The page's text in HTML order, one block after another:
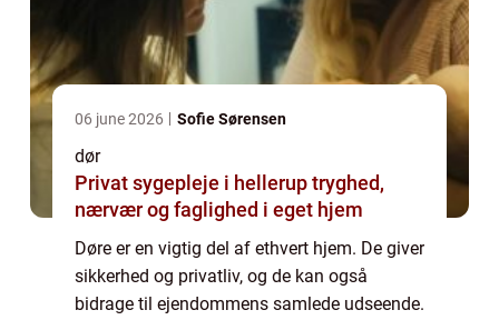
06 june 2026 Sofie Sørensen
dør
Privat sygepleje i hellerup tryghed,
nærvær og faglighed i eget hjem
Døre er en vigtig del af ethvert hjem. De giver
sikkerhed og privatliv, og de kan også
bidrage til ejendommens samlede udseende.